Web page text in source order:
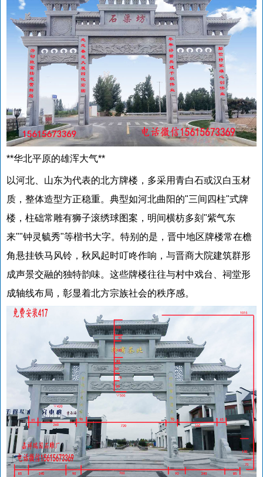
**华北平原的雄浑大气**
以河北、山东为代表的北方牌楼，多采用青白石或汉白玉材
质，整体造型方正稳重。典型如河北曲阳的"三间四柱"式牌
楼，柱础常雕有狮子滚绣球图案，明间横枋多刻"紫气东
来""钟灵毓秀"等楷书大字。特别的是，晋中地区牌楼常在檐
角悬挂铁马风铃，秋风起时叮咚作响，与晋商大院建筑群形
成声景交融的独特韵味。这些牌楼往往与村中戏台、祠堂形
成轴线布局，彰显着北方宗族社会的秩序感。